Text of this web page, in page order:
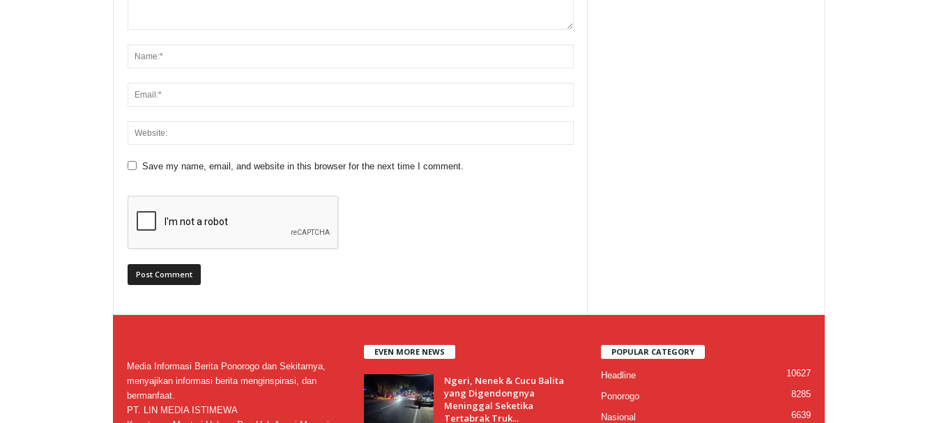
Save my name, email, and website in this browser for the next time I comment.
Media Informasi Berita Ponorogo dan Sekitarnya,
menyajikan informasi berita menginspirasi, dan
bermanfaat.
PT. LIN MEDIA ISTIMEWA
EVEN MORE NEWS
Ngeri, Nenek & Cucu Balita
yang Digendongnya
Meninggal Seketika
Tertabrak Truk...
POPULAR CATEGORY
Headline 10627
Ponorogo 8285
Nasional 6639